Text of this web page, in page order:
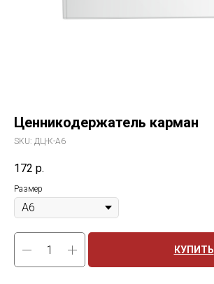
Ценникодержатель карман
SKU: ДЦ-К-А6
172 р.
Размер
КУПИТЬ